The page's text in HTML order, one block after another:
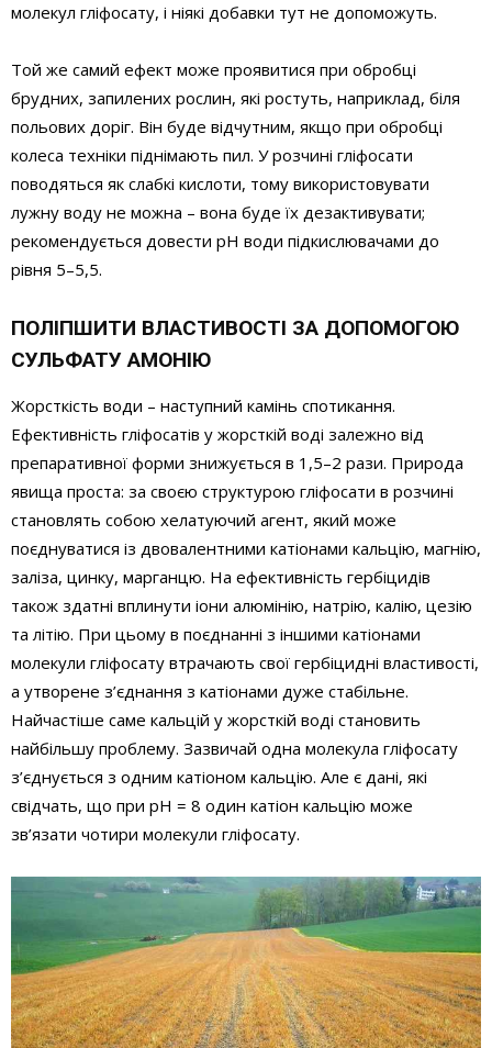
молекул гліфосату, і ніякі добавки тут не допоможуть.
Той же самий ефект може проявитися при обробці
брудних, запилених рослин, які ростуть, наприклад, біля
польових доріг. Він буде відчутним, якщо при обробці
колеса техніки піднімають пил. У розчині гліфосати
поводяться як слабкі кислоти, тому використовувати
лужну воду не можна – вона буде їх дезактивувати;
рекомендується довести pH води підкислювачами до
рівня 5–5,5.
ПОЛІПШИТИ ВЛАСТИВОСТІ ЗА ДОПОМОГОЮ
СУЛЬФАТУ АМОНІЮ
Жорсткість води – наступний камінь спотикання.
Ефективність гліфосатів у жорсткій воді залежно від
препаративної форми знижується в 1,5–2 рази. Природа
явища проста: за своєю структурою гліфосати в розчині
становлять собою хелатуючий агент, який може
поєднуватися із двовалентними катіонами кальцію, магнію,
заліза, цинку, марганцю. На ефективність гербіцидів
також здатні вплинути іони алюмінію, натрію, калію, цезію
та літію. При цьому в поєднанні з іншими катіонами
молекули гліфосату втрачають свої гербіцидні властивості,
а утворене з’єднання з катіонами дуже стабільне.
Найчастіше саме кальцій у жорсткій воді становить
найбільшу проблему. Зазвичай одна молекула гліфосату
з’єднується з одним катіоном кальцію. Але є дані, які
свідчать, що при pH = 8 один катіон кальцію може
зв’язати чотири молекули гліфосату.